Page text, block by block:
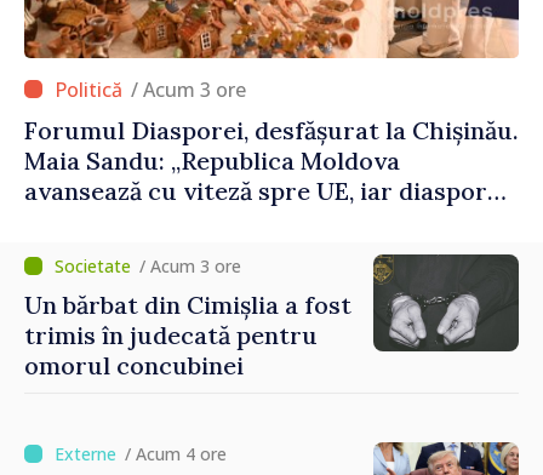
/ Acum 3 ore
Forumul Diasporei, desfășurat la Chișinău.
Maia Sandu: „Republica Moldova
avansează cu viteză spre UE, iar diaspora
promovarea și susținerea acestui
parcurs”
/ Acum 3 ore
Un bărbat din Cimișlia a fost
trimis în judecată pentru
omorul concubinei
/ Acum 4 ore